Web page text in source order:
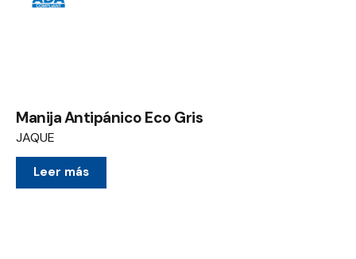
Manija Antipánico Eco Gris
JAQUE
Leer más